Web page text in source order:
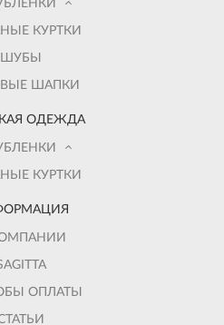
КУРТКИ
ШУБЫ
ШАПКИ
ОДЕЖДА
КУРТКИ
ОПЛАТЫ